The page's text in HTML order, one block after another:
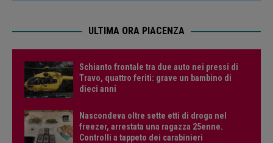
ULTIMA ORA PIACENZA
Schianto frontale tra due auto nei pressi di
Travo, quattro feriti: grave un bambino di
dieci anni
Nascondeva oltre sette etti di droga nel
freezer, arrestata una ragazza 25enne.
Controlli a tappeto dei carabinieri